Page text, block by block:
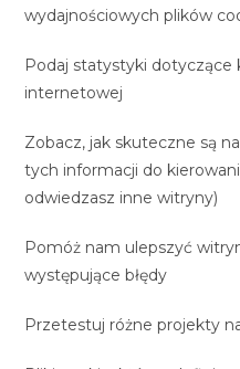
wydajnościowych plików
Podaj statystyki dotyczące
internetowej
Zobacz, jak skuteczne są
tych informacji do
odwiedzasz inne witryny)
Pomóż nam ulepszyć
występujące błędy
Przetestuj różne projekty